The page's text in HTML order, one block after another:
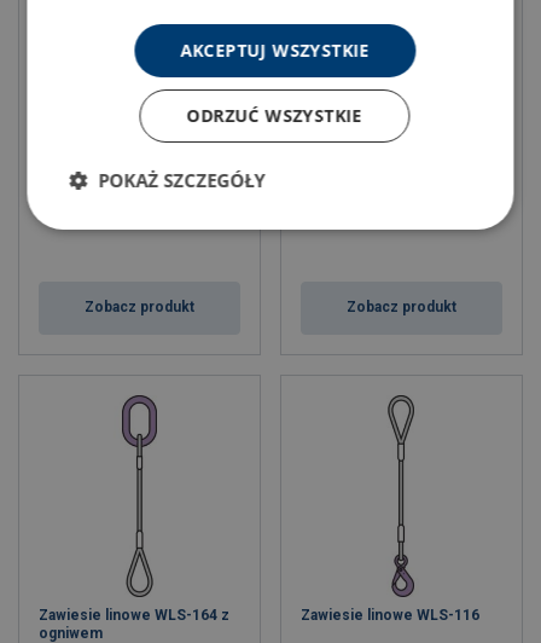
Zawiesie linowe WLS-124 z
Zobacz produkt
Zawiesie linowe WLS-173 z
Zobacz produkt
Zawiesie linowe WLS-164 z
ogniwem
Zawiesie linowe WLS-116
AKCEPTUJ WSZYSTKIE
ODRZUĆ WSZYSTKIE
POKAŻ SZCZEGÓŁY